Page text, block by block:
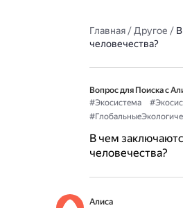
Главная/Другое /
человечества?
Вопрос для Поиска с
#Экосистема
В чем
человечества?
Алиса